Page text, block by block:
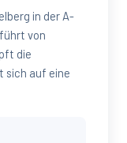
in der A-
von
die
sich auf eine